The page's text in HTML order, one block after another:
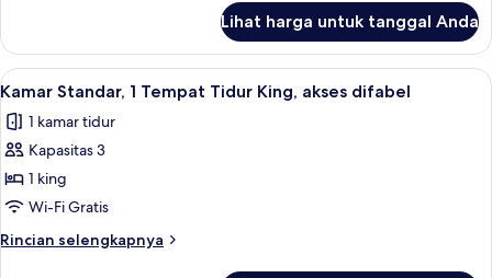
King
(Super
King)
Kamar
Premium,
1
Tidur
King
King)
Lihat harga untuk tanggal Anda
Lihat
semua
foto
untuk
Kamar
Standar,
1
Tempat
Kamar Standar, 1 Tempat Tidur
6
Kamar Standar, 1 Tempat Tidur King, akses difabel
1 kamar tidur
Kapasitas 3
1 king
Wi-Fi Gratis
Rincian selengkapnya
Rincian